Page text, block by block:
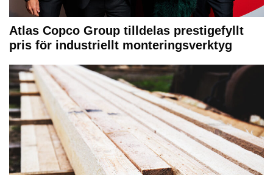
Atlas Copco Group tilldelas prestigefyllt
pris för industriellt monteringsverktyg